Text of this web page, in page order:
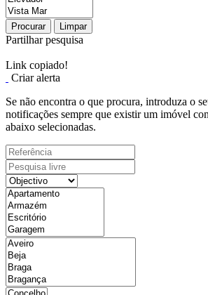
Procurar Limpar
Partilhar pesquisa
Link copiado!
Criar alerta
Se não encontra o que procura, introduza o
notificações sempre que existir um imóvel
abaixo selecionadas.